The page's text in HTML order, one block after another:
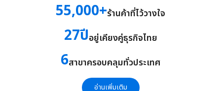
55,000 ร้านค้าที่ไว้วางใจ
27 อยู่เคียงคู่ธุรกิจไทย
6สาขาครอบคลุมทั่วประเทศ
อ่านเพิ่มเติม